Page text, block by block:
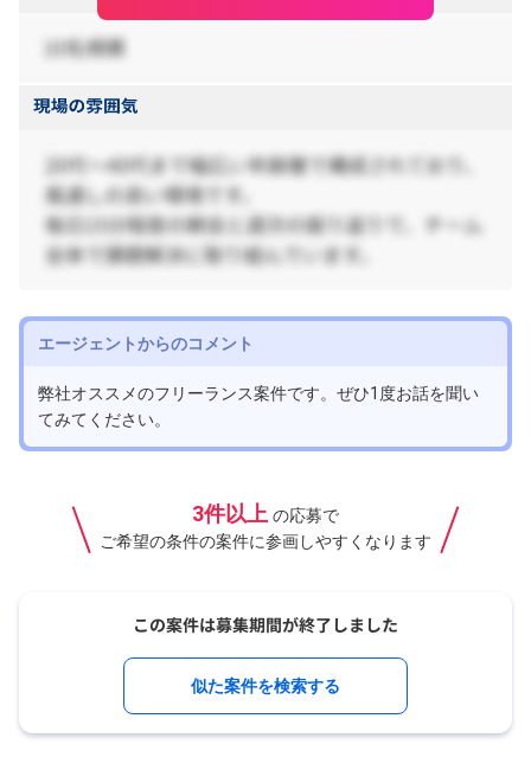
エージェントからのコメント
弊社オススメのフリーランス案件です。ぜひ1度お話を聞い
てみてください。
3件以上 の応募で
ご希望の条件の案件に参画しやすくなります
似た案件を検索する